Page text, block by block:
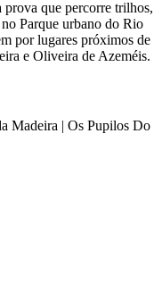
prova que percorre trilhos,
Parque urbano do Rio
por lugares próximos de
e Oliveira de Azeméis.
Madeira | Os Pupilos Do